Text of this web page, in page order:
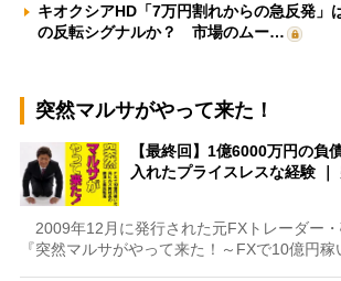
キオクシアHD「7万円割れからの急反発」
の反転シグナルか？ 市場のムー…
突然マルサがやって来た！
【最終回】1億6000万円の負
入れたプライスレスな経験
2009年12月に発行された元FXトレーダー
『突然マルサがやって来た！～FXで10億円稼